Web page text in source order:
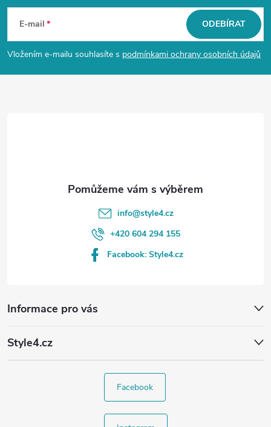
p
E-mail
Vložením e-mailu souhlasíte s podmínkami ochrany osobních údajů
ODEBÍRAT
Informace pro vás
Style4.cz
info@style4.cz
+420 604 294 155
Facebook: Style4.cz
Facebook